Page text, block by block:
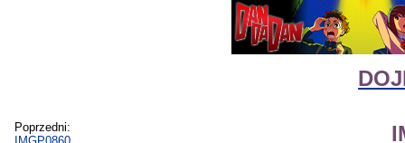
Poprzedni: